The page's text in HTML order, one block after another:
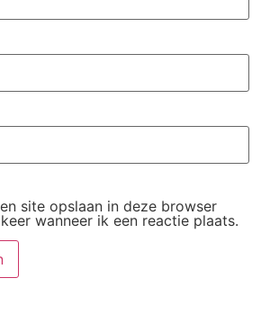
site opslaan in deze browser
wanneer ik een reactie plaats.